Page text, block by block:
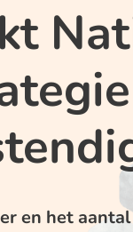
en het